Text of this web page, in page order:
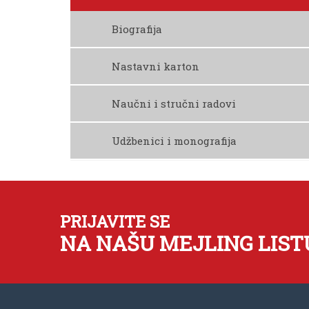
Biografija
Preuzmite Biografiju
Nastavni karton
Preuzmite Nastavni Karton
Naučni i stručni radovi
Udžbenici i monografija
PRIJAVITE SE
NA NAŠU MEJLING